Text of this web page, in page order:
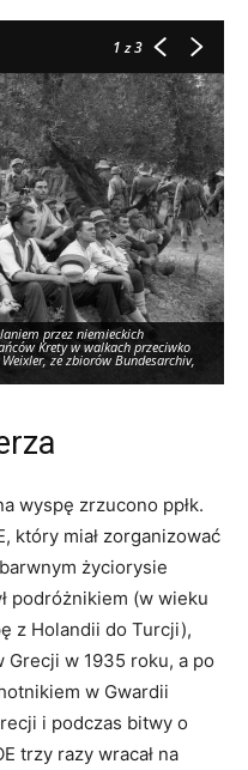
1z 3
przez niemieckich
Krety w walkach przeciwko
ze zbiorów Bundesarchiv,
Kondomari, 2 czerwca
Bild 101I-166-0525-27,
wyspę zrzucono ppłk.
który miał zorganizować
życiorysie
podróżnikiem (w wieku
z Holandii do Turcji),
w 1935 roku, a po
w Gwardii
i podczas bitwy o
trzy razy wracał na